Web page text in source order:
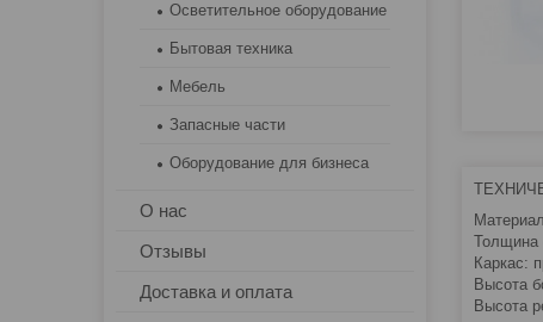
Толщина
Каркас:
Высота
Высота
Осветительное оборудование
Бытовая техника
Мебель
Запасные части
Оборудование для бизнеса
О нас
Отзывы
Доставка и оплата